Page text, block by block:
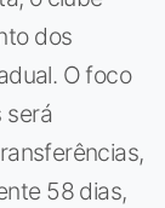
dos
O foco
será
58 dias,